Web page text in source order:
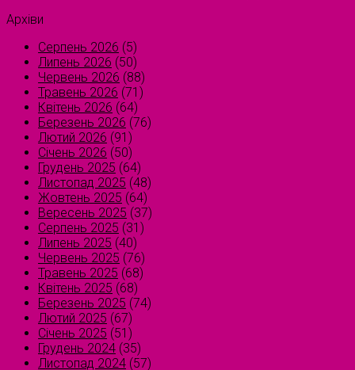
Архіви
Серпень 2026 (5)
Липень 2026 (50)
Червень 2026 (88)
Травень 2026 (71)
Квітень 2026 (64)
Березень 2026 (76)
Лютий 2026 (91)
Січень 2026 (50)
Грудень 2025 (64)
Листопад 2025 (48)
Жовтень 2025 (64)
Вересень 2025 (37)
Серпень 2025 (31)
Липень 2025 (40)
Червень 2025 (76)
Травень 2025 (68)
Квітень 2025 (68)
Березень 2025 (74)
Лютий 2025 (67)
Січень 2025 (51)
Грудень 2024 (35)
Листопад 2024 (57)